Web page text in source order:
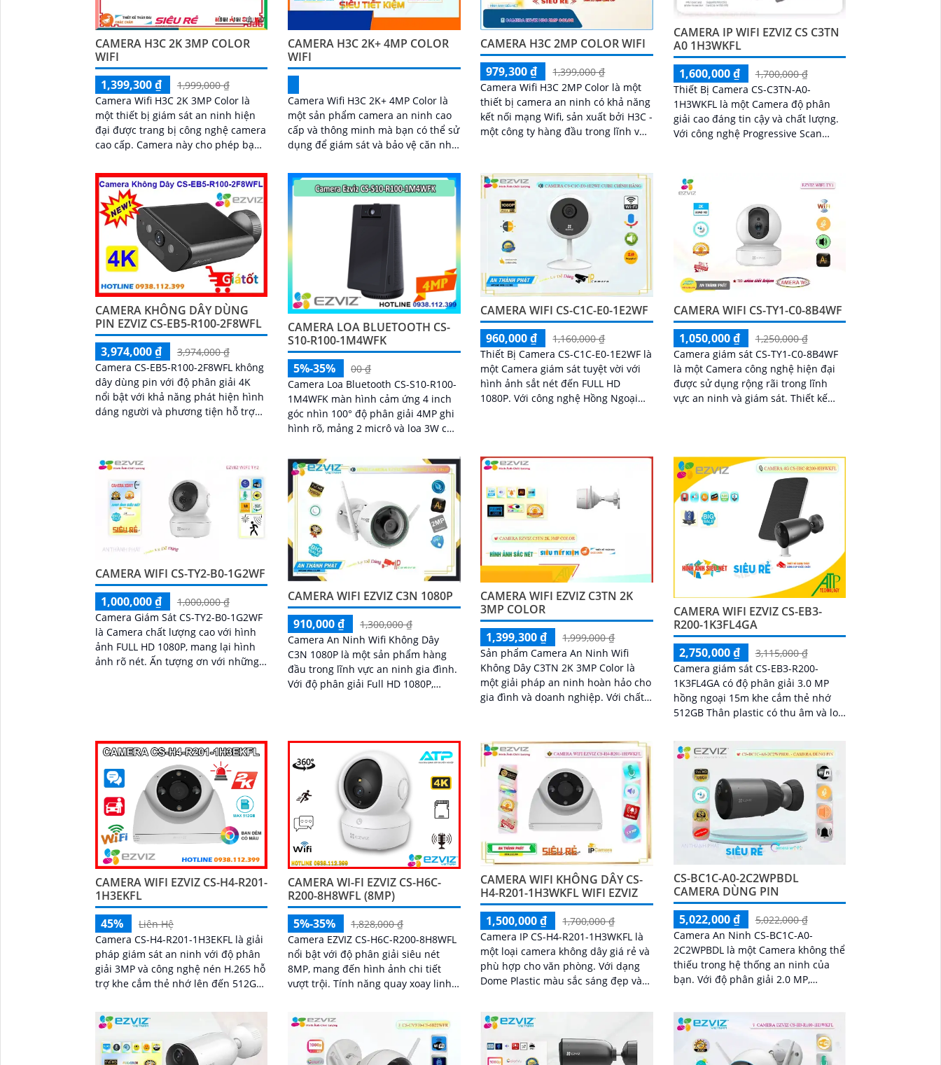
CAMERA H3C 2K 3MP COLOR
WIFI
1,399,300 ₫
1,999,000 ₫
Camera Wifi H3C 2K 3MP Color là
một thiết bị giám sát an ninh hiện
đại được trang bị công nghệ camera
cao cấp. Camera này cho phép bạn
lượng cao từ bất kỳ nơi nào trên thế
giới thông qua mạng wifi
CAMERA H3C 2K+ 4MP COLOR
WIFI
Camera Wifi H3C 2K+ 4MP Color là
một sản phẩm camera an ninh cao
cấp và thông minh mà bạn có thể sử
dụng để giám sát và bảo vệ căn nhà,
Với...
CAMERA H3C 2MP COLOR WIFI
979,300 ₫
1,399,000 ₫
Camera Wifi H3C 2MP Color là một
thiết bị camera an ninh có khả năng
kết nối mạng Wifi, sản xuất bởi H3C -
một công ty hàng đầu trong lĩnh vực
CAMERA IP WIFI EZVIZ CS C3TN
A0 1H3WKFL
1,600,000 ₫
1,700,000 ₫
Thiết Bị Camera CS-C3TN-A0-
1H3WKFL là một Camera độ phân
giải cao đáng tin cậy và chất lượng.
Với công nghệ Progressive Scan
nét
CAMERA KHÔNG DÂY DÙNG
PIN EZVIZ CS-EB5-R100-2F8WFL
3,974,000 ₫
3,974,000 ₫
Camera CS-EB5-R100-2F8WFL không
dây dùng pin với độ phân giải 4K
nổi bật với khả năng phát hiện hình
dáng người và phương tiện hỗ trợ
nhập camera tích hợp tấm pin năng
lượng mặt trời và pin sạc đạt chuẩn
IP65 chống nước và bụi giúp hoạt
động bền bỉ trong mọi điều kiện
thời tiết.
CAMERA LOA BLUETOOTH CS-
S10-R100-1M4WFK
5%-35%
00 ₫
Camera Loa Bluetooth CS-S10-R100-
1M4WFK màn hình cảm ứng 4 inch
góc nhìn 100° độ phân giải 4MP ghi
hình rõ, mảng 2 micrô và loa 3W cho
CAMERA WIFI CS-C1C-E0-1E2WF
960,000 ₫
1,160,000 ₫
Thiết Bị Camera CS-C1C-E0-1E2WF là
một Camera giám sát tuyệt vời với
hình ảnh sắt nét đến FULL HD
1080P. Với công nghệ Hồng Ngoại
CAMERA WIFI CS-TY1-C0-8B4WF
1,050,000 ₫
1,250,000 ₫
Camera giám sát CS-TY1-C0-8B4WF
là một Camera công nghệ hiện đại
được sử dụng rộng rãi trong lĩnh
vực an ninh và giám sát. Thiết kế
CAMERA WIFI CS-TY2-B0-1G2WF
1,000,000 ₫
1,000,000 ₫
Camera Giám Sát CS-TY2-B0-1G2WF
là Camera chất lượng cao với hình
ảnh FULL HD 1080P, mang lại hình
ảnh rõ nét. Ấn tượng ơn với những
CAMERA WIFI EZVIZ C3N 1080P
910,000 ₫
1,300,000 ₫
Camera An Ninh Wifi Không Dây
C3N 1080P là một sản phẩm hàng
đầu trong lĩnh vực an ninh gia đình.
Với độ phân giải Full HD 1080P,
CAMERA WIFI EZVIZ C3TN 2K
3MP COLOR
1,399,300 ₫
1,999,000 ₫
Sản phẩm Camera An Ninh Wifi
Không Dây C3TN 2K 3MP Color là
một giải pháp an ninh hoàn hảo cho
gia đình và doanh nghiệp. Với chất
mọi góc nhỏ nhất với rõ nét và sắc
nét
CAMERA WIFI EZVIZ CS-EB3-
R200-1K3FL4GA
2,750,000 ₫
3,115,000 ₫
Camera giám sát CS-EB3-R200-
1K3FL4GA có độ phân giải 3.0 MP
hồng ngoại 15m khe cắm thẻ nhớ
512GB Thân plastic có thu âm và loa
R200-1K3FL4GA là...
CAMERA WIFI EZVIZ CS-H4-R201-
1H3EKFL
45%
Liên Hệ
Camera CS-H4-R201-1H3EKFL là giải
pháp giám sát an ninh với độ phân
giải 3MP và công nghệ nén H.265 hỗ
trợ khe cắm thẻ nhớ lên đến 512GB,
sáng 20m, mang đến hình ảnh ban
đêm rõ nét, có màu
CAMERA WI-FI EZVIZ CS-H6C-
R200-8H8WFL (8MP)
5%-35%
1,828,000 ₫
Camera EZVIZ CS-H6C-R200-8H8WFL
nổi bật với độ phân giải siêu nét
8MP, mang đến hình ảnh chi tiết
vượt trội. Tính năng quay xoay linh
CAMERA WIFI KHÔNG DÂY CS-
H4-R201-1H3WKFL WIFI EZVIZ
1,500,000 ₫
1,700,000 ₫
Camera IP CS-H4-R201-1H3WKFL là
một loại camera không dây giá rẻ và
phù hợp cho văn phòng. Với dạng
Dome Plastic màu sắc sáng đẹp và
CS-BC1C-A0-2C2WPBDL
CAMERA DÙNG PIN
5,022,000 ₫
5,022,000 ₫
Camera An Ninh CS-BC1C-A0-
2C2WPBDL là một Camera không thể
thiếu trong hệ thống an ninh của
bạn. Với độ phân giải 2.0 MP,